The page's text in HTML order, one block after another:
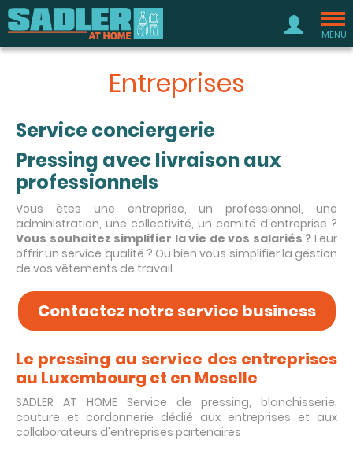
MENU
Entreprises
Service conciergerie
Pressing avec livraison aux
professionnels
Vous êtes une entreprise, un professionnel, une
administration, une collectivité, un comité d'entreprise ?
Vous souhaitez simplifier la vie de vos salariés ? Leur
offrir un service qualité ? Ou bien vous simplifier la gestion
de vos vêtements de travail.
Contactez notre service business
Le pressing au service des entreprises
au Luxembourg et en Moselle
SADLER AT HOME Service de pressing, blanchisserie,
couture et cordonnerie dédié aux entreprises et aux
collaborateurs d'entreprises partenaires